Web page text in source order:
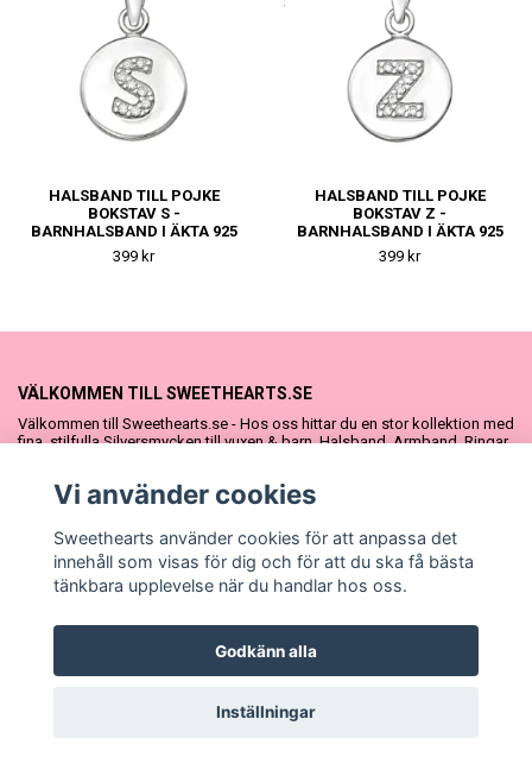
HALSBAND TILL POJKE
BOKSTAV S -
BARNHALSBAND I ÄKTA 925
SILVER
399 kr
HALSBAND TILL POJKE
BOKSTAV Z -
BARNHALSBAND I ÄKTA 925
SILVER
399 kr
VÄLKOMMEN TILL SWEETHEARTS.SE
Välkommen till Sweethearts.se - Hos oss hittar du en stor kollektion med
fina, stilfulla Silversmycken till vuxen & barn. Halsband, Armband, Ringar
vår söta Sweethearts kolllektion med barnsmycken, tyllkjolar &
© Copyright Sweethearts.se
Vi använder cookies
Sweethearts använder cookies för att anpassa det
innehåll som visas för dig och för att du ska få bästa
tänkbara upplevelse när du handlar hos oss.
Godkänn alla
Inställningar